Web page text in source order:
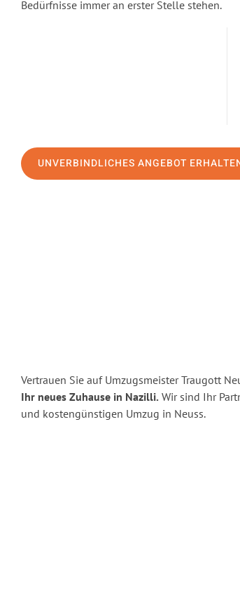
Bedürfnisse immer an erster Stelle stehen.
UNVERBINDLICHES ANGEBOT
Vertrauen Sie auf Umzugsmeister Traugott
Ihr neues Zuhause in Nazilli. Wir sind Ihr
und kostengünstigen Umzug in Neuss.